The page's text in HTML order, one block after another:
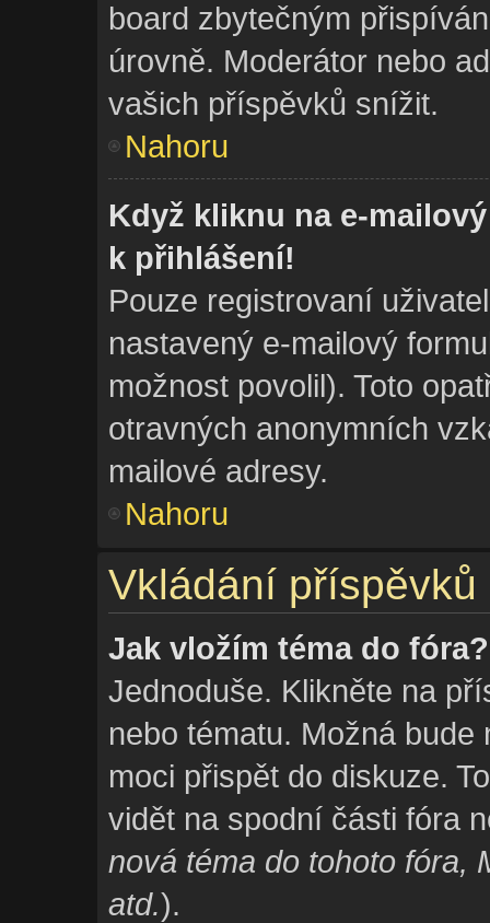
board zbytečným
úrovně. Moderátor nebo
vašich příspěvků snížit.
Nahoru
Když kliknu na e-
k přihlášení!
Pouze registrovaní
nastavený e-mailový
možnost povolil). Toto
otravných anonymních
mailové adresy.
Nahoru
Vkládání příspěvků
Jak vložím téma do fóra?
Jednoduše. Klikněte na
nebo tématu. Možná
moci přispět do diskuze.
vidět na spodní části fóra
nová téma do tohoto fóra,
atd.).